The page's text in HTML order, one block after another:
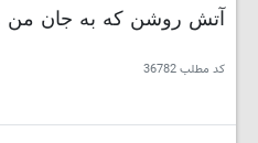
آتش روشن که به جان
کد مطلب36782